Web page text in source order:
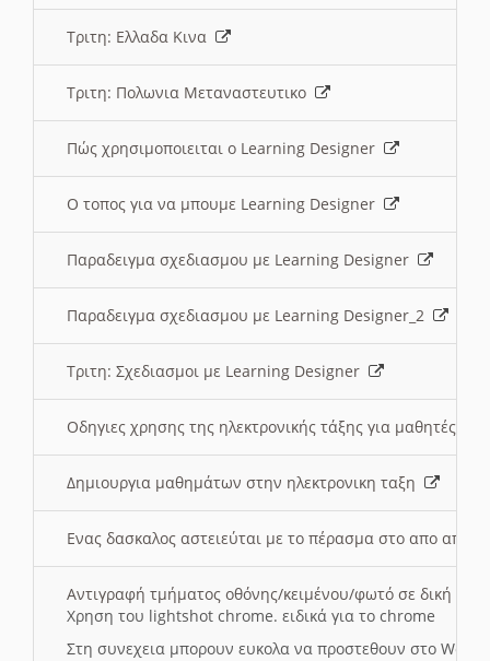
Τριτη: Ελλαδα Κινα
Τριτη: Πολωνια Μεταναστευτικο
Πώς χρησιμοποιειται ο Learning Designer
O τοπος για να μπουμε Learning Designer
Παραδειγμα σχεδιασμου με Learning Designer
Παραδειγμα σχεδιασμου με Learning Designer_2
Τριτη: Σχεδιασμοι με Learning Designer
Οδηγιες χρησης της ηλεκτρονικής τάξης για μαθητές
Δημιουργια μαθημάτων στην ηλεκτρονικη ταξη
Ενας δασκαλος αστειεύται με το πέρασμα στο απο
Αντιγραφή τμήματος οθόνης/κειμένου/φωτό σε δική
Χρηση του lightshot chrome. ειδικά για το chrome
Στη συνεχεια μπορουν ευκολα να προστεθουν στο Word